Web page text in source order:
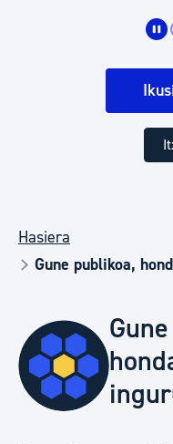
Hasiera
Gune publikoa,